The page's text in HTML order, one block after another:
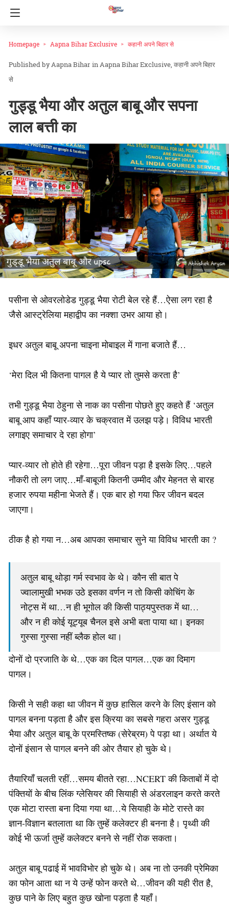
Homepage Aapna Bihar Exclusive कहानी अपने बिहार से
Aapna Bihar inAapna Bihar Exclusive कहानी अपने बिहार
से
गुड्डू भैया और अतुल बाबू और सपना
लाल बत्ती का
पसीना से ओवरलोडेड गुड्डू भैया रोटी बेल रहे हैं…ऐसा लग रहा है
जैसे आस्ट्रेलिया महाद्वीप का नक्शा उभर आया हो।
इधर अतुल बाबू अपना चाइना मोबाइल में गाना बजाते हैं…
‘मेरा दिल भी कितना पागल है ये प्यार तो तुमसे करता है’
तभी गुड्डू भैया ठेहुना से नाक का पसीना पोछते हुए कहते हैं ‘अतुल
बाबू आप कहाँ प्यार-व्यार के चक्रवात में उलझ पड़े। विविध भारती
लगाइए समाचार दे रहा होगा’
प्यार-व्यार तो होते ही रहेगा…पूरा जीवन पड़ा है इसके लिए…पहले
नौकरी तो लग जाए…माँ-बाबूजी कितनी उम्मीद और मेहनत से बारह
हजार रुपया महीना भेजते हैं। एक बार हो गया फिर जीवन बदल
जाएगा।
ठीक है हो गया न…अब आपका समाचार सुने या विविध भारती का ?
अतुल बाबू थोड़ा गर्म स्वभाव के थे। कौन सी बात पे
ज्वालामुखी भभक उठे इसका वर्णन न तो किसी कोचिंग के
नोट्स में था…न ही भूगोल की किसी पाठ्यपुस्तक में था…
और न ही कोई यूट्यूब चैनल इसे अभी बता पाया था। इनका
गुस्सा गुस्सा नहीं ब्लैक होल था।
दोनों दो प्रजाति के थे…एक का दिल पागल…एक का दिमाग
पागल।
किसी ने सही कहा था जीवन में कुछ हासिल करने के लिए इंसान को
पागल बनना पड़ता है और इस क्रिया का सबसे गहरा असर गुड्डू
भैया और अतुल बाबू के प्रमस्तिष्क (सेरेब्रम) पे पड़ा था। अर्थात ये
दोनों इंसान से पागल बनने की ओर तैयार हो चुके थे।
तैयारियाँ चलती रहीं…समय बीतते रहा…NCERT की किताबों में दो
पंक्तियों के बीच लिंक ग्लेसियर की सियाही से अंडरलाइन करते करते
एक मोटा रास्ता बना दिया गया था…ये सियाही के मोटे रास्ते का
ज्ञान-विज्ञान बतलाता था कि तुम्हें कलेक्टर ही बनना है। पृथ्वी की
कोई भी ऊर्जा तुम्हें कलेक्टर बनने से नहीं रोक सकता।
अतुल बाबू पढाई में भावविभोर हो चुके थे। अब ना तो उनकी प्रेमिका
का फोन आता था न ये उन्हें फोन करते थे…जीवन की यही रीत है,
कुछ पाने के लिए बहुत कुछ खोना पड़ता है यहाँ।